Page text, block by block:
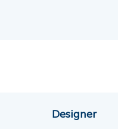
Designer